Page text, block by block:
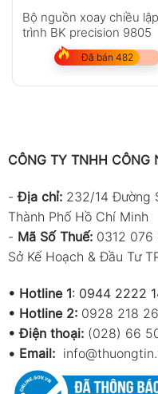
Bộ nguồn xoay chiều lập
trình BK precision 9805
Đã bán 482
CÔNG TY TNHH CÔNG
-Địa chỉ: 232/14 Đường
Thành Phố Hồ Chí Minh
- Mã Số Thuế: 0312
Sở Kế Hoạch & Đầu Tư
• Hotline 1: 0944 2222
• Hotline 2: 0928 218
• Điện thoại: (028) 66
• Email: